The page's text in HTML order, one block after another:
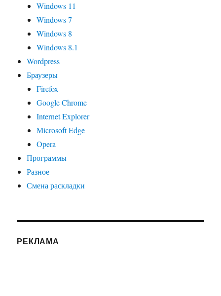
Windows 11
Windows 7
Windows 8
Windows 8.1
Wordpress
Браузеры
Firefox
Google Chrome
Internet Explorer
Microsoft Edge
Opera
Программы
Разное
Смена раскладки
РЕКЛАМА